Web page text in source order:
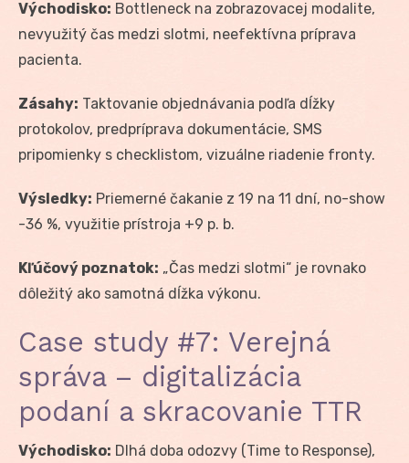
Východisko: Bottleneck na zobrazovacej modalite,
nevyužitý čas medzi slotmi, neefektívna príprava
pacienta.
Zásahy: Taktovanie objednávania podľa dĺžky
protokolov, predpríprava dokumentácie, SMS
pripomienky s checklistom, vizuálne riadenie fronty.
Výsledky: Priemerné čakanie z 19 na 11 dní, no-show
-36 %, využitie prístroja +9 p. b.
Kľúčový poznatok: „Čas medzi slotmi“ je rovnako
dôležitý ako samotná dĺžka výkonu.
Case study #7: Verejná
správa – digitalizácia
podaní a skracovanie TTR
Východisko: Dlhá doba odozvy (Time to Response),